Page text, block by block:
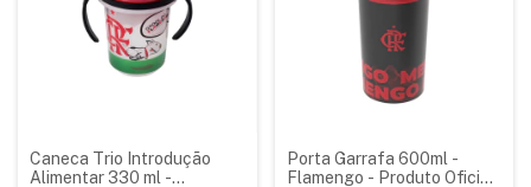
Caneca Trio Introdução
Alimentar 330 ml -
Porta Garrafa 600ml -
Flamengo - Produto Oficial